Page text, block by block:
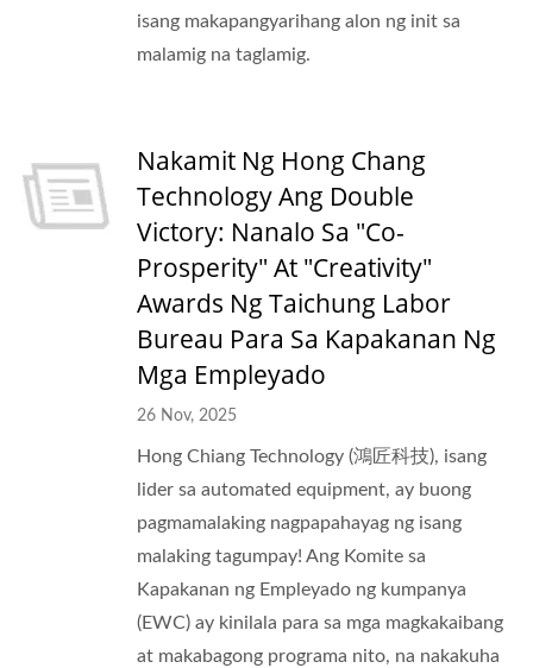
isang makapangyarihang alon ng init sa
malamig na taglamig.
Nakamit Ng Hong Chang
Technology Ang Double
Victory: Nanalo Sa "Co-
Prosperity" At "Creativity"
Awards Ng Taichung Labor
Bureau Para Sa Kapakanan Ng
Mga Empleyado
26 Nov, 2025
Hong Chiang Technology (鴻匠科技), isang
lider sa automated equipment, ay buong
pagmamalaking nagpapahayag ng isang
malaking tagumpay! Ang Komite sa
Kapakanan ng Empleyado ng kumpanya
(EWC) ay kinilala para sa mga magkakaibang
at makabagong programa nito, na nakakuha